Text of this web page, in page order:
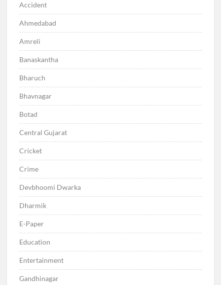
Accident
Ahmedabad
Amreli
Banaskantha
Bharuch
Bhavnagar
Botad
Central Gujarat
Cricket
Crime
Devbhoomi Dwarka
Dharmik
E-Paper
Education
Entertainment
Gandhinagar